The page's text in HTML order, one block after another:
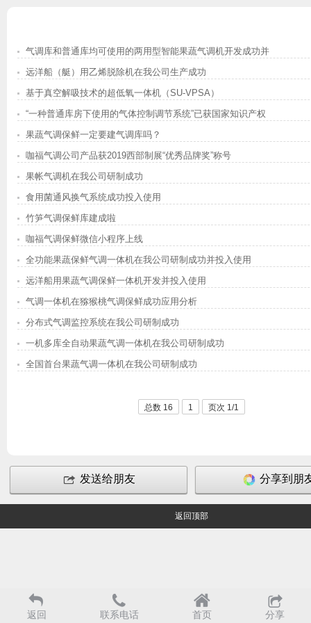
返回 联系电话 首页 分享
气调库和普通库均可使用的两用型智能果蔬气调机开发成功并
投入市场
远洋船（艇）用乙烯脱除机在我公司生产成功
基于真空解吸技术的超低氧一体机（SU-VPSA）
在咖福气调公司研制成功
“一种普通库房下使用的气体控制调节系统”已获国家知识产权
局颁发实用新型专利证书
果蔬气调保鲜一定要建气调库吗？
咖福气调公司产品获2019西部制展“优秀品牌奖”称号
果帐气调机在我公司研制成功
食用菌通风换气系统成功投入使用
竹笋气调保鲜库建成啦
咖福气调保鲜微信小程序上线
全功能果蔬保鲜气调一体机在我公司研制成功并投入使用
远洋船用果蔬气调保鲜一体机开发并投入使用
气调一体机在猕猴桃气调保鲜成功应用分析
分布式气调监控系统在我公司研制成功
一机多库全自动果蔬气调一体机在我公司研制成功
全国首台果蔬气调一体机在我公司研制成功
总数 16 1 页次 1/1
发送给朋友 分享到朋
返回顶部